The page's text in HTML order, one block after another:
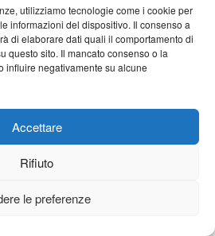
utilizziamo tecnologie come i cookie per
informazioni del dispositivo. Il consenso a
di elaborare dati quali il comportamento di
questo sito. Il mancato consenso o la
influire negativamente su alcune
Accettare
Rifiuto
le preferenze
Image, @ActivImages-YSemat,
Vroonen, ©La Chaîne du Triathlon ©
Comte ///Note Legali